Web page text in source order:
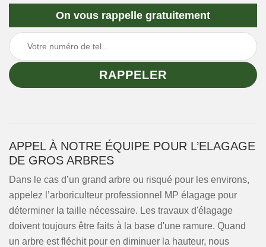
On vous rappelle gratuitement
APPEL À NOTRE ÉQUIPE POUR L’ELAGAGE
DE GROS ARBRES
Dans le cas d’un grand arbre ou risqué pour les environs,
appelez l’arboriculteur professionnel MP élagage pour
déterminer la taille nécessaire. Les travaux d'élagage
doivent toujours être faits à la base d'une ramure. Quand
un arbre est fléchit pour en diminuer la hauteur, nous